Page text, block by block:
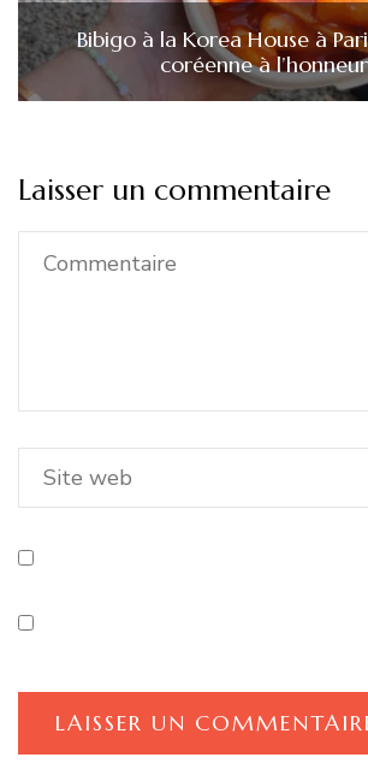
Bibigo à la Korea House à
coréenne à
Laisser un commentaire